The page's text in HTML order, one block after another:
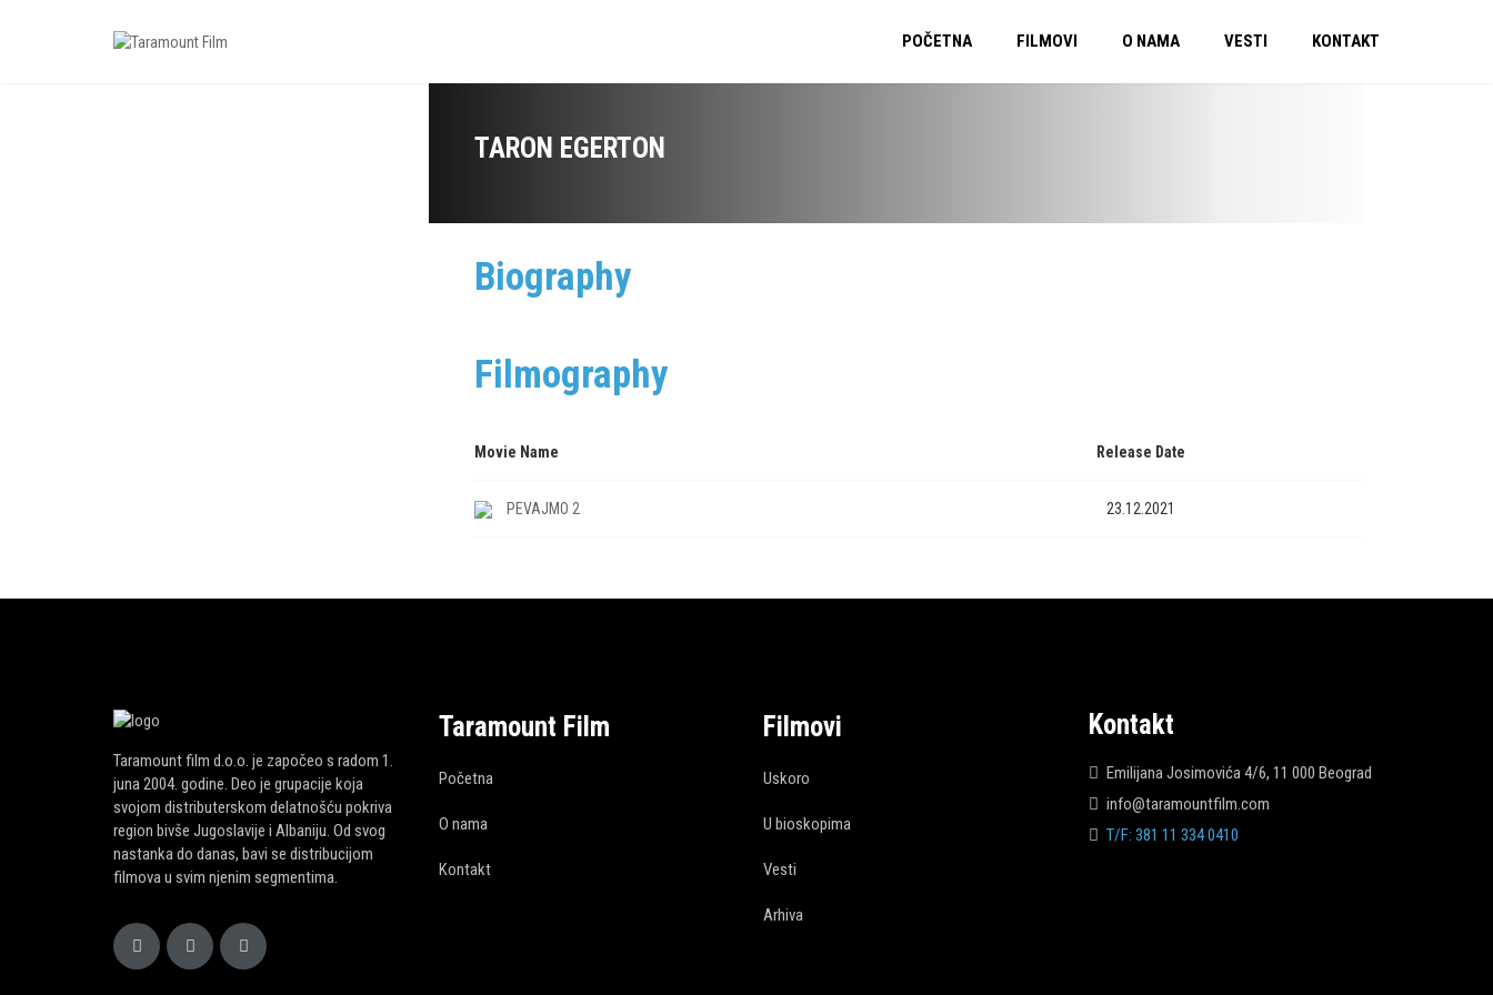
POČETNA FILMOVI O NAMA VESTI KONTAKT
TARON EGERTON
Biography
Filmography
Movie Name Release Date
PEVAJMO 2 23.12.2021
Taramount film d.o.o. je započeo s radom 1.
juna 2004. godine. Deo je grupacije koja
svojom distributerskom delatnošću pokriva
region bivše Jugoslavije i Albaniju. Od svog
nastanka do danas, bavi se distribucijom
filmova u svim njenim segmentima.
Taramount Film
Početna
O nama
Kontakt
Filmovi
Uskoro
U bioskopima
Vesti
Arhiva
Kontakt
Emilijana Josimovića 4/6, 11 000 Beograd
info@taramountfilm.com
T/F: 381 11 334 0410